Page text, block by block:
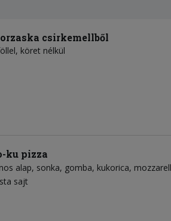
csirkemellből
köret nélkül
ku pizza
alap sonka gomba kukorica
sajt